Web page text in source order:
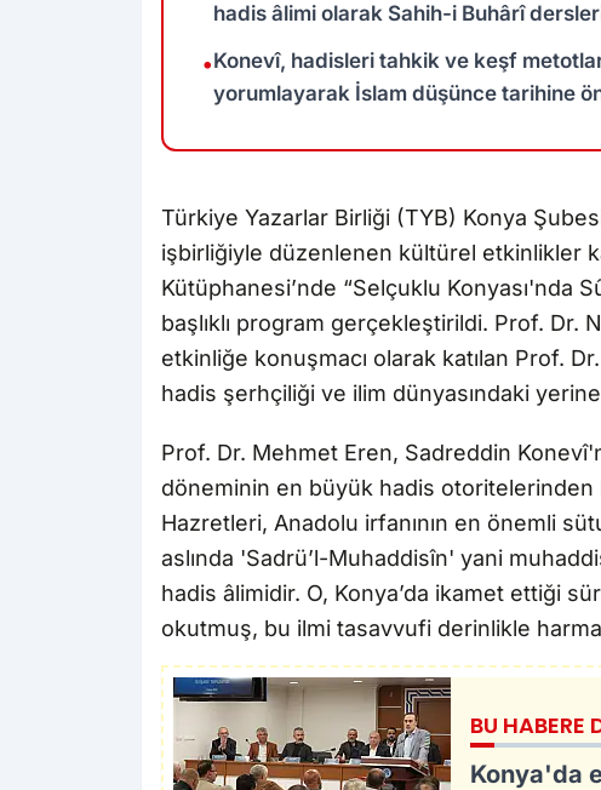
hadis âlimi olarak Sahih-i Buhârî
•Konevî, hadisleri tahkik ve keşf
yorumlayarak İslam düşünce tarihine
Türkiye Yazarlar Birliği (TYB) Konya
işbirliğiyle düzenlenen kültürel etkinlikler
Kütüphanesi’nde “Selçuklu Konyası'nda
başlıklı program gerçekleştirildi. Prof. Dr.
etkinliğe konuşmacı olarak katılan Prof.
hadis şerhçiliği ve ilim dünyasındaki
Prof. Dr. Mehmet Eren, Sadreddin
döneminin en büyük hadis
Hazretleri, Anadolu irfanının en önemli
aslında 'Sadrü’l-Muhaddisîn' yani
hadis âlimidir. O, Konya’da ikamet ettiği
okutmuş, bu ilmi tasavvufi derinlikle
BU HABERE
Konya'da